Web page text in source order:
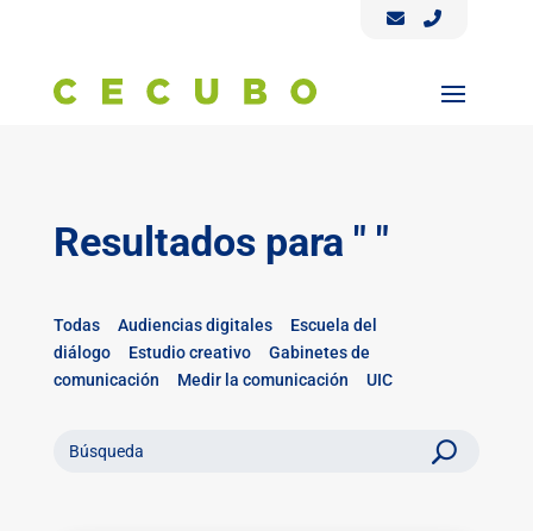
Resultados para " "
Todas Audiencias digitales
Escuela del
diálogo
Estudio creativo
Gabinetes de
comunicación
Medir la comunicación UIC